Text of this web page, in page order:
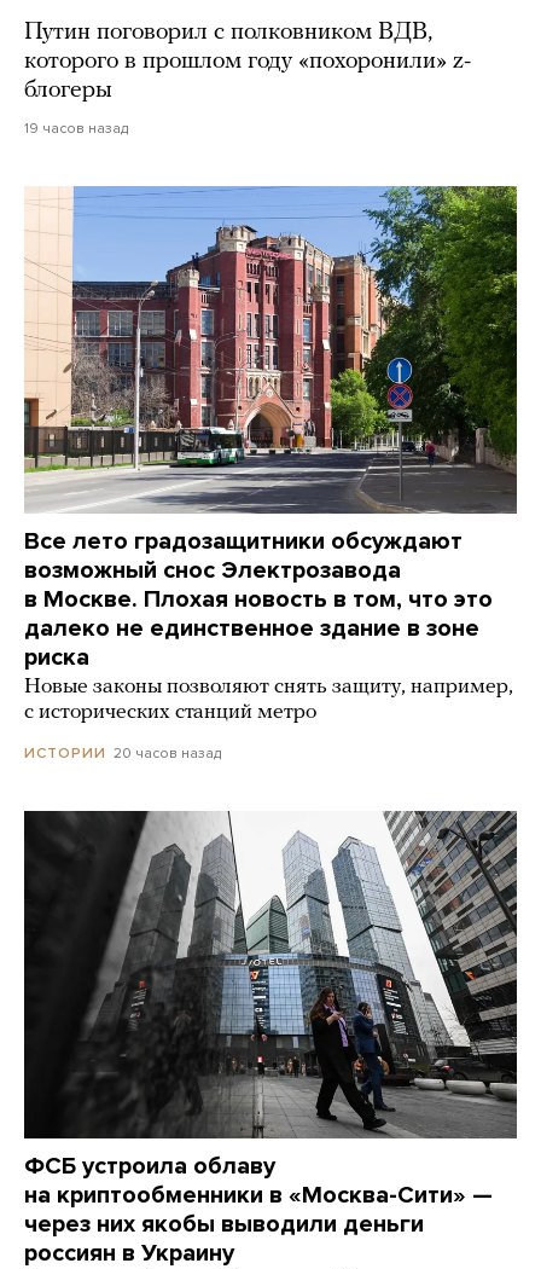
Путин поговорил с полковником ВДВ,
которого в прошлом году «похоронили» z-
блогеры
19 часов назад
Все лето градозащитники обсуждают
возможный снос Электрозавода
в Москве. Плохая новость в том, что это
далеко не единственное здание в зоне
риска
Новые законы позволяют снять защиту, например,
с исторических станций метро
ИСТОРИИ 20 часов назад
ФСБ устроила облаву
на криптообменники в «Москва-Сити» —
через них якобы выводили деньги
россиян в Украину